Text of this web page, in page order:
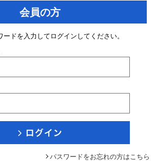
会員の方
ドを入力してログインしてください。
パスワードをお忘れの方はこちら